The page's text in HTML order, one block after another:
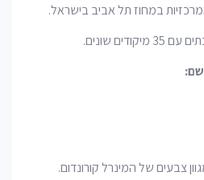
במחוז תל אביב בישראל.
צבעים של המינרל קורונדום.